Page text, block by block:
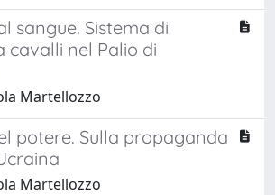
sangue. Sistema di
cavalli nel Palio di
Martellozzo
potere. Sulla propaganda
Martellozzo